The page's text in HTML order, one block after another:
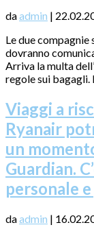
daadmin |
Le due
dovranno
Arriva la multa
regole sui bagagli.
Viaggi a
Ryanair
un
Guardian.
personale
daadmin |